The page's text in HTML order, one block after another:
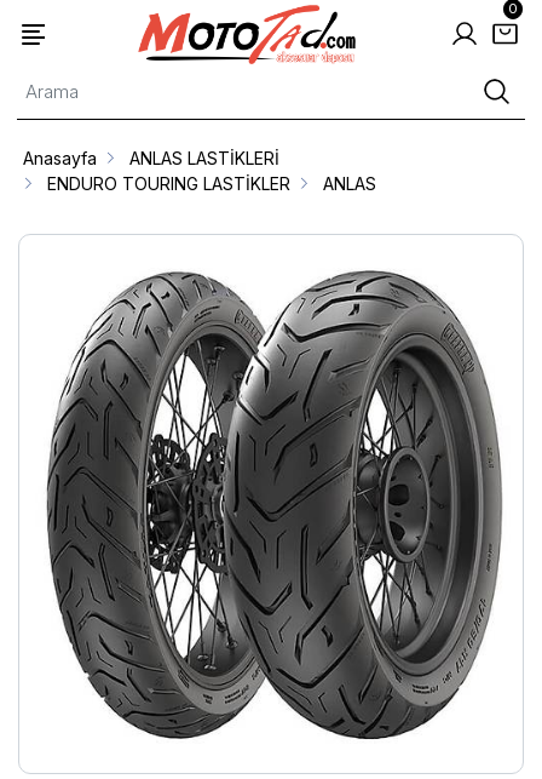
0
Anasayfa
ANLAS LASTİKLERİ
ENDURO TOURING LASTİKLER
ANLAS